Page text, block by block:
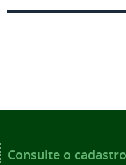
Consulte o